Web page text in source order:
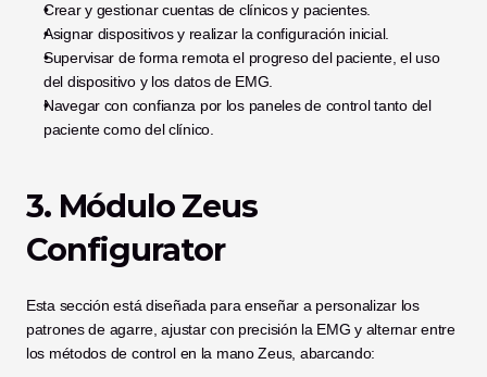
Crear y gestionar cuentas de clínicos y pacientes.
Asignar dispositivos y realizar la configuración inicial.
Supervisar de forma remota el progreso del paciente, el uso
del dispositivo y los datos de EMG.
Navegar con confianza por los paneles de control tanto del
paciente como del clínico.
3. Módulo Zeus
Configurator
Esta sección está diseñada para enseñar a personalizar los
patrones de agarre, ajustar con precisión la EMG y alternar entre
los métodos de control en la mano Zeus, abarcando: